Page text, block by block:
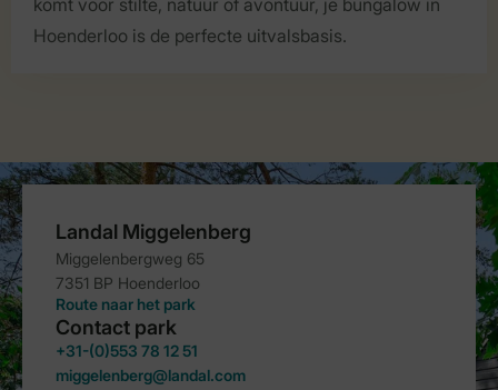
komt voor stilte, natuur of avontuur, je bungalow in
Hoenderloo is de perfecte uitvalsbasis.